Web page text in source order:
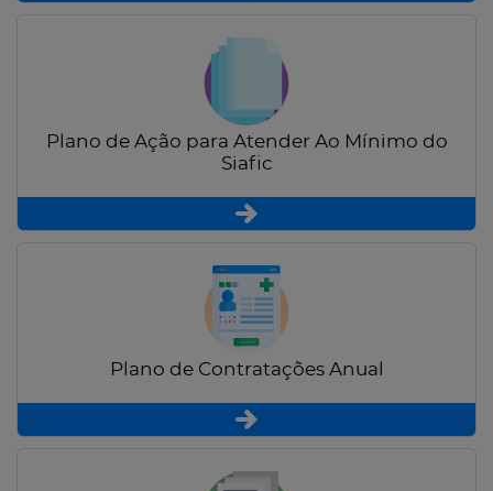
Plano de Ação para Atender Ao Mínimo do
Siafic
Plano de Contratações Anual